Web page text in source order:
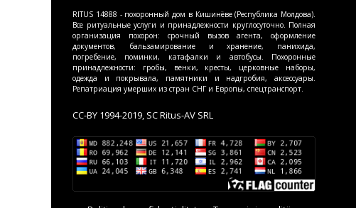
RITUS 14888 - похоронный дом в Кишинёве (Республика Молдова).
Все ритуальные услуги и принадлежности круглосуточно. Полная
организация похорон: срочный вызов агента, оформление
документов, бальзамирование и хранение, панихида,
погребение, поминки, катафалки и автобусы. Похоронные
принадлежности: гробы, венки, кресты, церковные наборы,
одежда и покрывала, памятники и надгробия, аксессуары.
Репатриация умерших из стран СНГ и Европы, спецтранспорт.
CC-BY 1994-2019, SC Ritus-AV SRL